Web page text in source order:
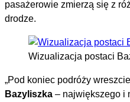
pasażerowie zmierzą się z
drodze.
Wizualizacja postaci
„Pod koniec podróży
Bazyliszka – największego i